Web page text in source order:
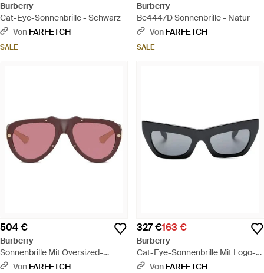
Burberry
Cat-Eye-Sonnenbrille - Schwarz
Von FARFETCH
SALE
Burberry
Be4447D Sonnenbrille - Natur
Von FARFETCH
SALE
504 €
Burberry
Sonnenbrille Mit Oversized-
Gestell - Pink
Von FARFETCH
327 €163 €
Burberry
Cat-Eye-Sonnenbrille Mit Logo-
Schild - Grau
Von FARFETCH